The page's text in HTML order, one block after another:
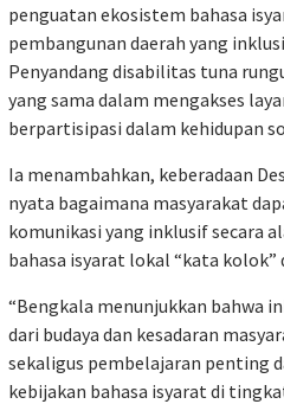
penguatan ekosistem bahasa
pembangunan daerah yang
Penyandang disabilitas tuna
yang sama dalam mengakses
berpartisipasi dalam kehidupan
Ia menambahkan, keberadaan
nyata bagaimana masyarakat
komunikasi yang inklusif secara
bahasa isyarat lokal “kata
“Bengkala menunjukkan bahwa
dari budaya dan kesadaran
sekaligus pembelajaran penting
kebijakan bahasa isyarat di